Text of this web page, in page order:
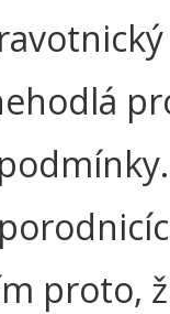
proto,